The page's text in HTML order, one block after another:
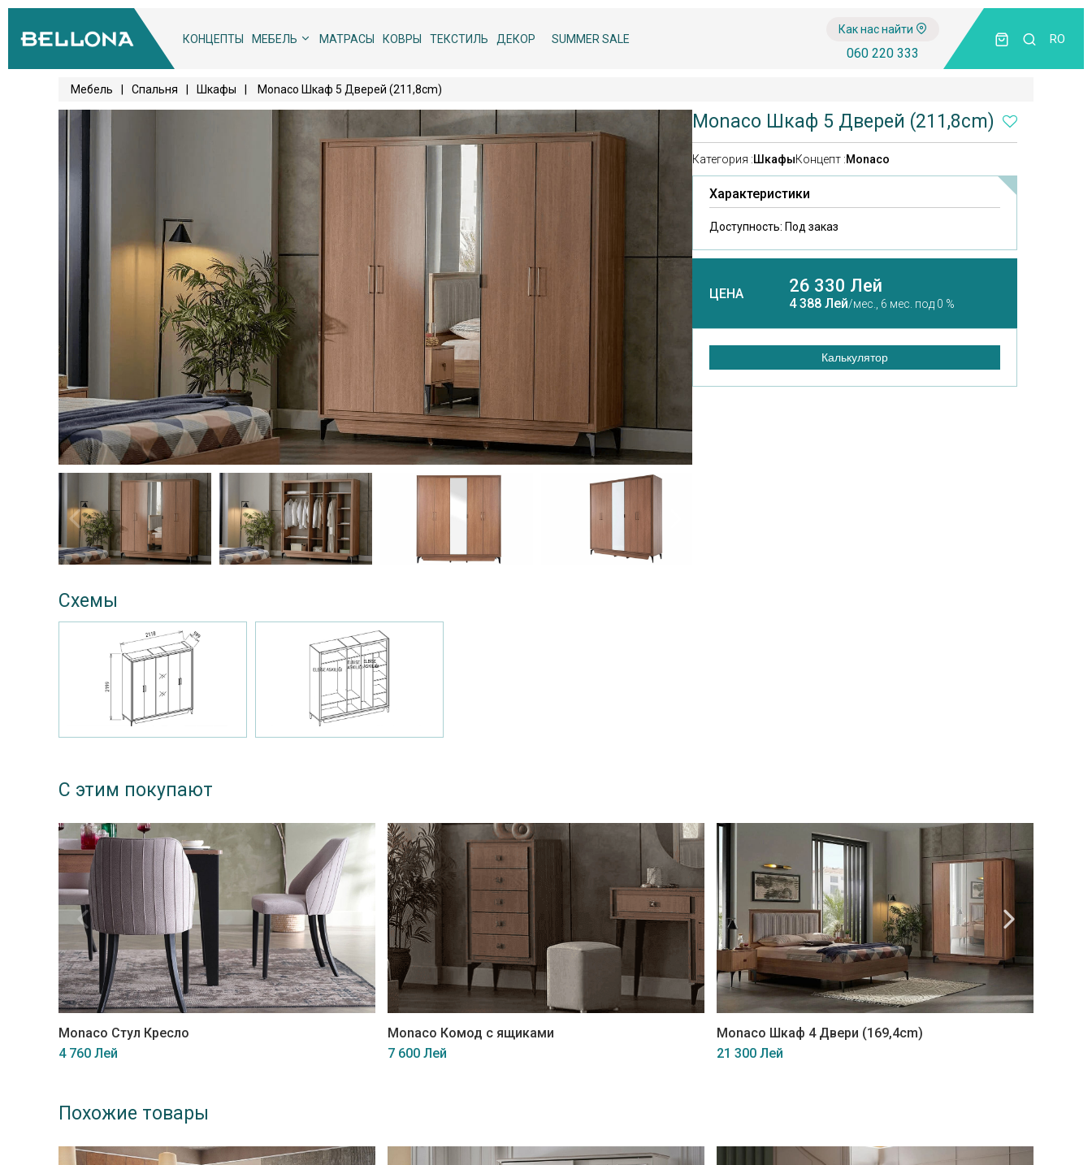
КОНЦЕПТЫ МЕБЕЛЬ МАТРАСЫ КОВРЫ ТЕКСТИЛЬ ДЕКОР SUMMER SALE
Как нас найти
060 220 333
RO
Мебель Спальня Шкафы Monaco Шкаф 5 Дверей (211,8cm)
Monaco Шкаф 5 Дверей (211,8cm)
Категория :ШкафыКонцепт :Monaco
Характеристики
Доступность: Под заказ
ЦЕНА 26 330 Лей
4 388 Лей/мес., 6 мес. под 0 %
Калькулятор
Схемы
С этим покупают
Monaco Стул Кресло
4 760 Лей
Monaco Комод с ящиками
7 600 Лей
Monaco Шкаф 4 Двери (169,4cm)
21 300 Лей
Похожие товары